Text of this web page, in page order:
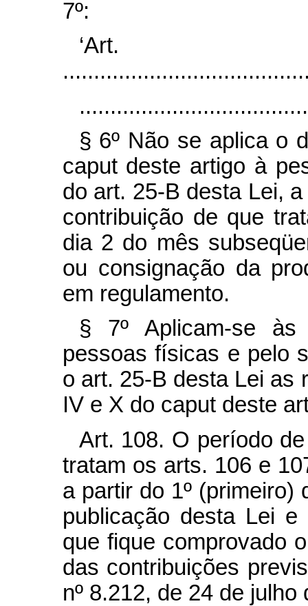
7º:
§ 6º Não se aplica o
caput deste artigo à
do art. 25-B desta Lei,
contribuição de que
dia 2 do mês
ou consignação da
em regulamento.
§ 7º Aplicam-se às
pessoas físicas e pelo
o art. 25-B desta Lei as
IV e X do caput deste
Art. 108. O período
tratam os arts. 106 e
a partir do 1º
publicação desta Lei
que fique comprovado
das contribuições
nº 8.212, de 24 de julho